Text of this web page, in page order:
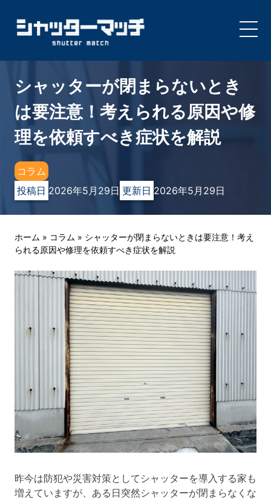
contentシャッターが閉まらないとき
は要注意！考えられる原因や修
理を依頼すべき症状を解説
コラム
投稿日 2026年5月29日 更新日 2026年5月29日
ホーム » コラム » シャッターが閉まらないときは要注意！考え
られる原因や修理を依頼すべき症状を解説
昨今は防犯や災害対策としてシャッターを導入する家も
増えていますが、ある日突然シャッターが閉まらなくな